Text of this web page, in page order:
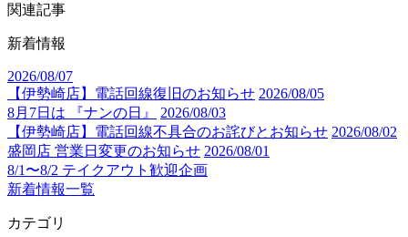
関連記事
新着情報
2026/08/07
【伊勢崎店】電話回線復旧のお知らせ 2026/08/05
8月7日は 『ナンの日』
2026/08/03
【伊勢崎店】電話回線不具合のお詫びとお知らせ 2026/08/02
盛岡店 営業日変更のお知らせ 2026/08/01
8/1〜8/2 テイクアウト歓迎企画
新着情報一覧
カテゴリ